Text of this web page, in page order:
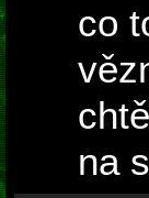
co
na